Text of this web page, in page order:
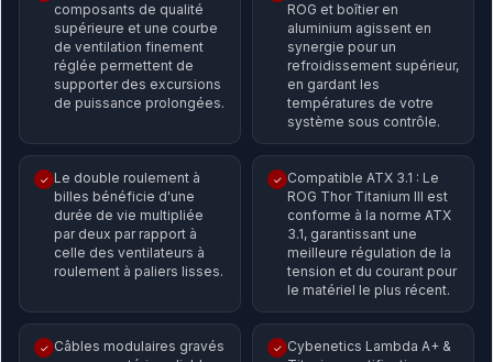
composants de qualité
supérieure et une courbe
de ventilation finement
réglée permettent de
supporter des excursions
de puissance prolongées.
ROG et boîtier en
aluminium agissent en
synergie pour un
refroidissement supérieur,
en gardant les
températures de votre
système sous contrôle.
✓ Le double roulement à
billes bénéficie d'une
durée de vie multipliée
par deux par rapport à
celle des ventilateurs à
roulement à paliers lisses.
✓ Compatible ATX 3.1 : Le
ROG Thor Titanium III est
conforme à la norme ATX
3.1, garantissant une
meilleure régulation de la
tension et du courant pour
le matériel le plus récent.
✓ Câbles modulaires gravés
✓ Cybenetics Lambda A+ &